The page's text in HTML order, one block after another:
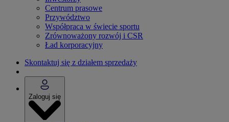
Centrum prasowe
Przywództwo
Współpraca w świecie sportu
Zrównoważony rozwój i CSR
Ład korporacyjny
Skontaktuj się z działem sprzedaży
Zaloguj się